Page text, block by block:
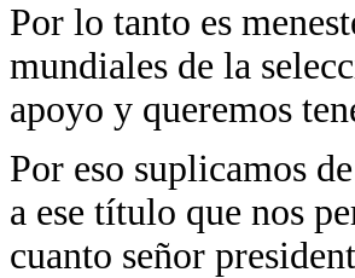
Por lo tanto es
mundiales de la
apoyo y queremos
Por eso suplicamos
a ese título que nos
cuanto señor